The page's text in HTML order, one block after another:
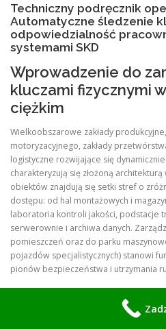
Techniczny podręcznik
Automatyczne śledzenie
odpowiedzialność
systemami SKD
Wprowadzenie do
kluczami fizycznymi
ciężkim
Wielkoobszarowe zakłady
motoryzacyjnego, zakłady
logistyczne rozwijające się
charakteryzują się złożoną
obiektów znajdują się setki stref o
dostępu: od hal montażowych i
laboratoria kontroli jakości, podstacje
serwerownie i archiwa danych.
pomieszczeń oraz do parku
pojazdów specjalistycznych) stanowi
pionów bezpieczeństwa i utrzymania
Choć nowoczesne systemy kontroli
zbliżeniowych lub biometrii skutecznie
komunikacyjne, w realiach